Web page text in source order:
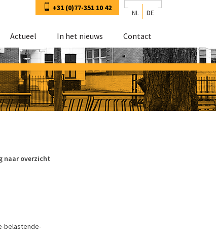
+31 (0)77-351 10 42
NL DE
Actueel In het nieuws Contact
naar overzicht
belastende-